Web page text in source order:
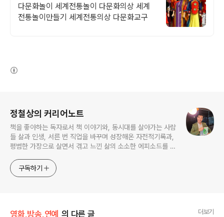
다문화놀이 세계전통놀이 다문화의상 세계
전통놀이만들기 세계전통의상 다문화교구
정철상의 커리어노트
책을 좋아하는 독자로서 책 이야기와, 동시대를 살아가는 사람
들 삶과 인생, 서른 번 직업을 바꾸며 성장해온 자전적기록과,
평범한 가장으로 살면서 겪고 느낀 삶의 소소한 에피소드를 전
고픈 커리어코치, 유튜브: 정교수의 인생수업
구독하기
영화,방송,연예 의 다른 글 더보기